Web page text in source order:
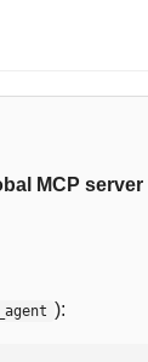
MCP server
):